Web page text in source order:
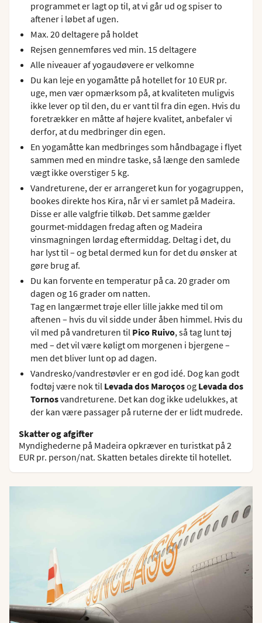
programmet er lagt op til, at vi går ud og spiser to
aftener i løbet af ugen.
Max. 20 deltagere på holdet
Rejsen gennemføres ved min. 15 deltagere
Alle niveauer af yogaudøvere er velkomne
Du kan leje en yogamåtte på hotellet for 10 EUR pr.
uge, men vær opmærksom på, at kvaliteten muligvis
ikke lever op til den, du er vant til fra din egen. Hvis du
foretrækker en måtte af højere kvalitet, anbefaler vi
derfor, at du medbringer din egen.
En yogamåtte kan medbringes som håndbagage i flyet
sammen med en mindre taske, så længe den samlede
vægt ikke overstiger 5 kg.
Vandreturene, der er arrangeret kun for yogagruppen,
bookes direkte hos Kira, når vi er samlet på Madeira.
Disse er alle valgfrie tilkøb. Det samme gælder
gourmet-middagen fredag aften og Madeira
vinsmagningen lørdag eftermiddag. Deltag i det, du
har lyst til – og betal dermed kun for det du ønsker at
gøre brug af.
Du kan forvente en temperatur på ca. 20 grader om
dagen og 16 grader om natten.
Tag en langærmet trøje eller lille jakke med til om
aftenen – hvis du vil sidde under åben himmel. Hvis du
vil med på vandreturen til Pico Ruivo, så tag lunt tøj
med – det vil være køligt om morgenen i bjergene –
men det bliver lunt op ad dagen.
Vandresko/vandrestøvler er en god idé. Dog kan godt
fodtøj være nok til Levada dos Maroçosog Levada dos
Tornosvandreturene. Det kan dog ikke udelukkes, at
der kan være passager på ruterne der er lidt mudrede.
Skatter og afgifter
Myndighederne på Madeira opkræver en turistkat på 2
EUR pr. person/nat. Skatten betales direkte til hotellet.